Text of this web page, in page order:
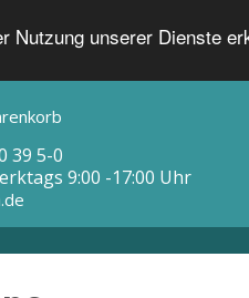
unserer Dienste
39 5-0
9:00 -17:00 Uhr